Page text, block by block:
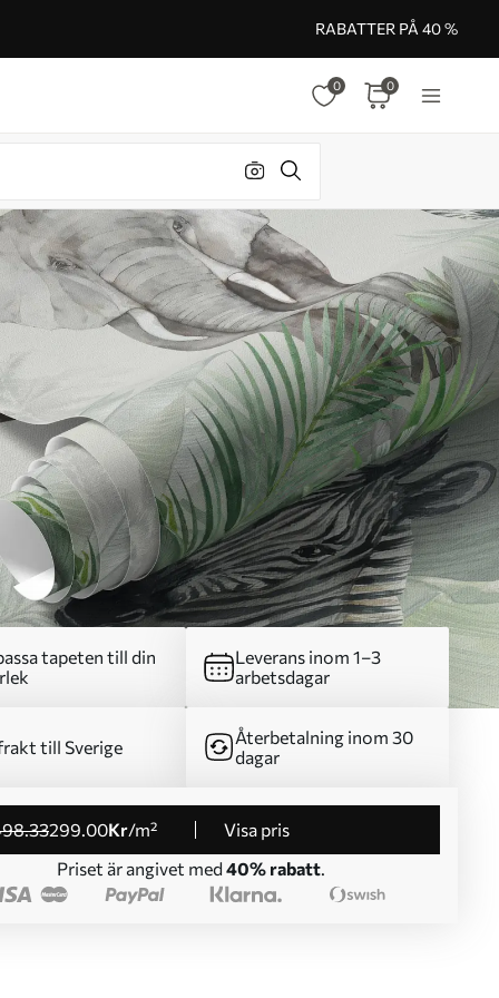
RABATTER PÅ 40 %
0 0
tapeten till din
Leverans inom 1–3
arbetsdagar
till Sverige
Återbetalning inom 30
dagar
.33299.00Kr/m²
Visa pris
Priset är angivet med 40% rabatt.